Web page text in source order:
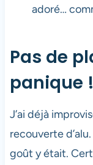
adoré…
Pas de
panique !
J’ai déjà
recouverte
goût y était.